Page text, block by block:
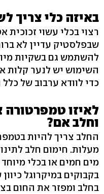
באיזה כלי צריך
רצוי בכלי עשוי זכוכית
שבפלסטיק עדיין לא
להשתמש גם בשקיות
השימוש יש לנער קלות
כדי לוודא ערבוב של
לאיזו טמפרטורה
וחלב אם?
מעלות. חימום חלב
מים חמים או בכלי
בקבוקים במיקרוגל
בחלב ומפזר את החום